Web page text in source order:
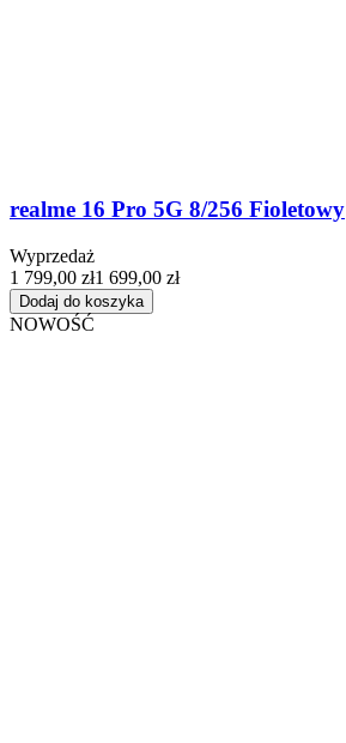
realme 16 Pro 5G 8/256 Fioletowy
Wyprzedaż
1 799,00 zł1 699,00 zł
Dodaj do koszyka
NOWOŚĆ